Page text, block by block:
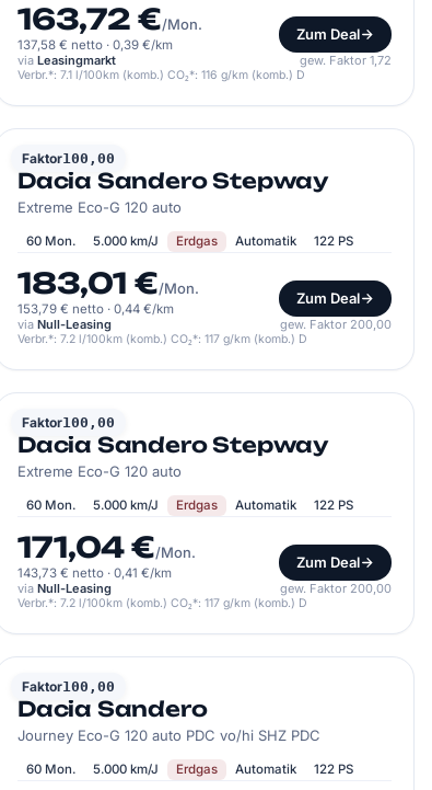
163,72 €/Mon.
137,58 € netto · 0,39 €/km
Zum Deal
via Leasingmarkt gew. Faktor 1,72
Verbr.*: 7.1 l/100km (komb.) CO₂*: 116 g/km (komb.) D
Faktor100,00
DACIA
Dacia Sandero Stepway
Extreme Eco-G 120 auto
60 Mon. 5.000 km/J Erdgas Automatik 122 PS
183,01 €/Mon.
153,79 € netto · 0,44 €/km
Zum Deal
via Null-Leasing gew. Faktor 200,00
Verbr.*: 7.2 l/100km (komb.) CO₂*: 117 g/km (komb.) D
Faktor100,00
DACIA
Dacia Sandero Stepway
Extreme Eco-G 120 auto
60 Mon. 5.000 km/J Erdgas Automatik 122 PS
171,04 €/Mon.
143,73 € netto · 0,41 €/km
Zum Deal
via Null-Leasing gew. Faktor 200,00
Verbr.*: 7.2 l/100km (komb.) CO₂*: 117 g/km (komb.) D
Faktor100,00
DACIA
Dacia Sandero
Journey Eco-G 120 auto PDC vo/hi SHZ PDC
60 Mon. 5.000 km/J Erdgas Automatik 122 PS